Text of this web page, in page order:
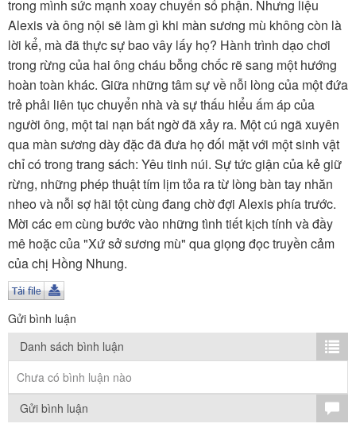
Kết nối VOV6
TÌM KIẾM
Vận hành bởi QI Corp
trong mình sức mạnh xoay chuyển số phận. Nhưng liệu
Alexis và ông nội sẽ làm gì khi màn sương mù không còn là
lời kể, mà đã thực sự bao vây lấy họ? Hành trình dạo chơi
trong rừng của hai ông cháu bỗng chốc rẽ sang một hướng
hoàn toàn khác. Giữa những tâm sự về nỗi lòng của một đứa
trẻ phải liên tục chuyển nhà và sự thấu hiểu ấm áp của
người ông, một tai nạn bất ngờ đã xảy ra. Một cú ngã xuyên
qua màn sương dày đặc đã đưa họ đối mặt với một sinh vật
chỉ có trong trang sách: Yêu tinh núi. Sự tức giận của kẻ giữ
rừng, những phép thuật tím lịm tỏa ra từ lòng bàn tay nhăn
nheo và nỗi sợ hãi tột cùng đang chờ đợi Alexis phía trước.
Mời các em cùng bước vào những tình tiết kịch tính và đầy
mê hoặc của "Xứ sở sương mù" qua giọng đọc truyền cảm
của chị Hồng Nhung.
Gửi bình luận
Danh sách bình luận
Chưa có bình luận nào
Gửi bình luận